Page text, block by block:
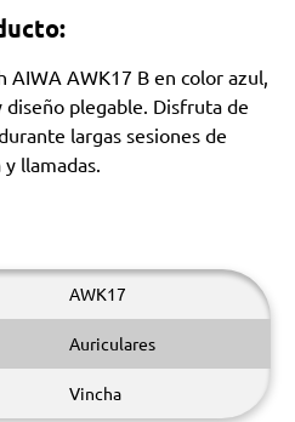
AWK17 B en color azul,
plegable. Disfruta de
largas sesiones de
llamadas.
AWK17
Auriculares
Vincha